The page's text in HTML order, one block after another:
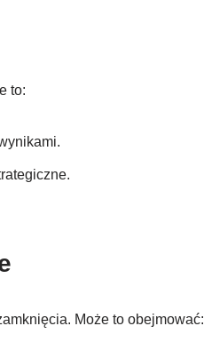
to:
Może to obejmować: